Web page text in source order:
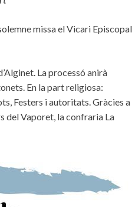
missa el Vicari Episcopal
La processó anirà
En la part religiosa:
Festers i autoritats. Gràcies a
del Vaporet, la confraria La